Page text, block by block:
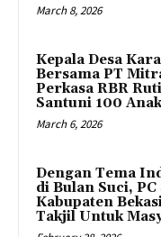
March 8, 2026
Kepala Desa
Bersama PT
Perkasa RBR
Santuni 100
March 6, 2026
Dengan Tema
di Bulan Suci, PC
Kabupaten
Takjil Untuk